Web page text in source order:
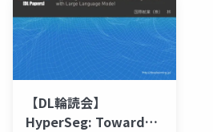
【DL輪読会】
HyperSeg: Towards